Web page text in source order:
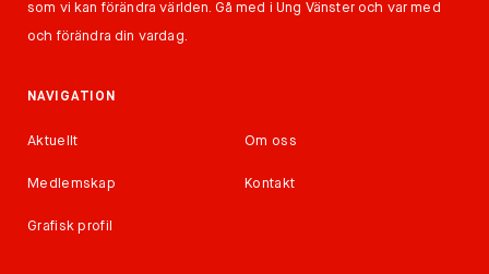
som vi kan förändra världen. Gå med i Ung Vänster och var med
och förändra din vardag.
NAVIGATION
Aktuellt Om oss
Medlemskap Kontakt
Grafisk profil